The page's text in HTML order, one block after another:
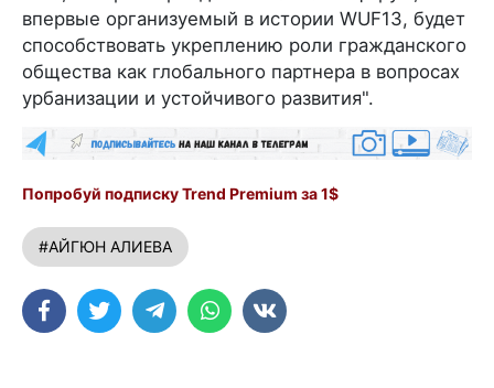
впервые организуемый в истории WUF13, будет
способствовать укреплению роли гражданского
общества как глобального партнера в вопросах
урбанизации и устойчивого развития".
Попробуй подписку Trend Premium за 1$
#АЙГЮН АЛИЕВА